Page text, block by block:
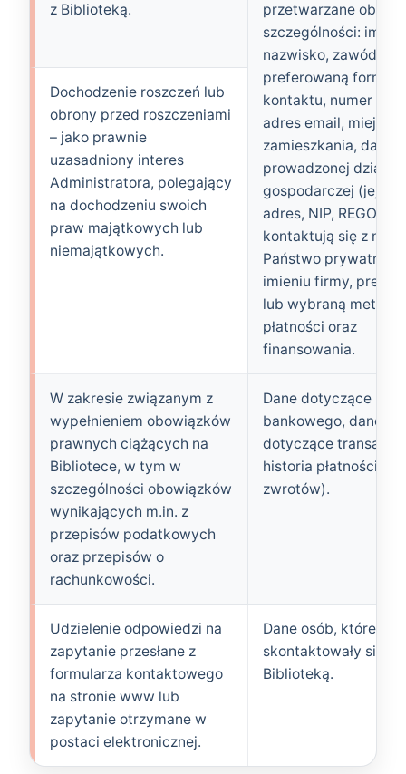
z Biblioteką.
przetwarzane
szczególności: imię i
nazwisko, zawód,
preferowaną formę
kontaktu, numer
adres email, miejsce
zamieszkania, dane
prowadzonej
gospodarczej (jej
adres, NIP, REGON),
kontaktują się z nami
Państwo prywatnie
imieniu firmy,
lub wybraną metodę
płatności oraz
finansowania.
Dochodzenie roszczeń lub
obrony przed roszczeniami
– jako prawnie
uzasadniony interes
Administratora, polegający
na dochodzeniu swoich
praw majątkowych lub
niemajątkowych.
W zakresie związanym z
wypełnieniem obowiązków
prawnych ciążących na
Bibliotece, w tym w
szczególności obowiązków
wynikających m.in. z
przepisów podatkowych
oraz przepisów o
rachunkowości.
Dane dotyczące
bankowego, dane
dotyczące transakcji
historia płatności lub
zwrotów).
Udzielenie odpowiedzi na
zapytanie przesłane z
formularza kontaktowego
na stronie www lub
zapytanie otrzymane w
postaci elektronicznej.
Dane osób, które
skontaktowały się z
Biblioteką.